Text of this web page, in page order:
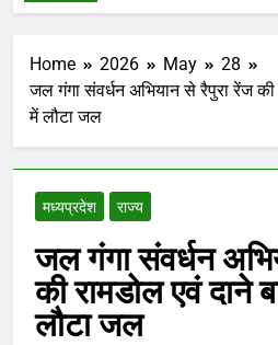
Home 2026 May
28
जल गंगा संवर्धन अभियान से रैपुरा रेंज की
में लौटा जल
मध्‍यप्रदेश राज्य
जल गंगा संवर्धन
की रामडोल एवं दाने
लौटा जल